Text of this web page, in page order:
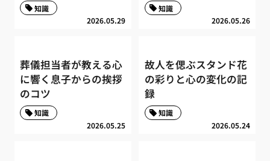
2026.05.29
知識
2026.05.26
知識
葬儀担当者が教える心
に響く息子からの挨拶
のコツ
2026.05.25
知識
故人を偲ぶスタンド花
の彩りと心の変化の記
録
2026.05.24
知識